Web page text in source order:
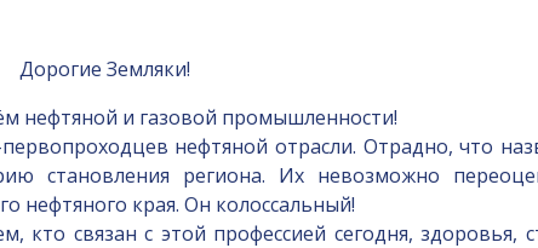
Дорогие Земляки!
нефтяной и газовой промышленности!
нефтяной отрасли. Отрадно, что
становления региона. Их невозможно
нефтяного края. Он колоссальный!
связан с этой профессией сегодня, здоровья,